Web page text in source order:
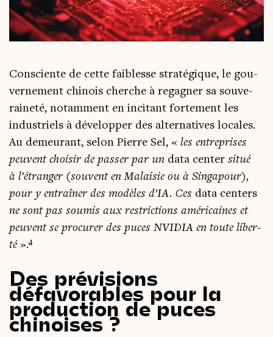
Consciente de cette fai­blesse stra­té­gique, le gou­
ver­ne­ment chi­nois cherche à rega­gner sa sou­ve­
rai­ne­té, notam­ment en inci­tant for­te­ment les
indus­triels à déve­lop­per des alter­na­tives locales.
Au demeu­rant, selon Pierre Sel, « les entre­prises
peuvent choi­sir de pas­ser par un data cen­ter situé
à l’étranger (sou­vent en Malai­sie ou à Sin­ga­pour),
pour y entraî­ner des modèles d’IA. Ces data cen­ters
ne sont pas sou­mis aux res­tric­tions amé­ri­caines et
peuvent se pro­cu­rer des puces NVIDIA en toute liber­
té ».4
Des prévisions
défavorables pour la
production de puces
chinoises ?